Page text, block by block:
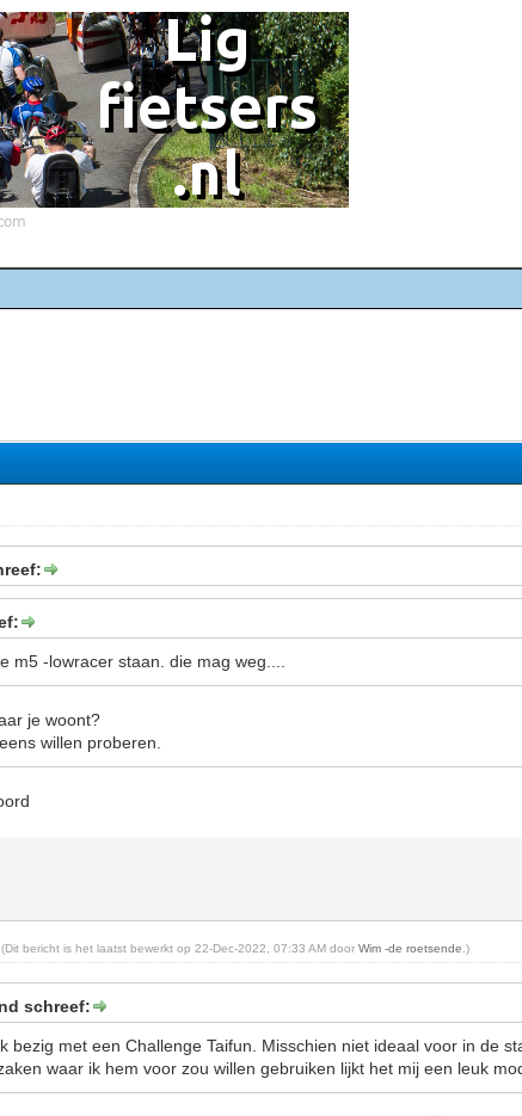
m5 -lowracer staan. die mag weg....
je woont?
willen proberen.
(Dit bericht is het laatst bewerkt op 22-Dec-2022, 07:33 AM doorWim -de roetsende .)
schreef:
bezig met een Challenge Taifun. Misschien niet ideaal voor in de
waar ik hem voor zou willen gebruiken lijkt het mij een leuk